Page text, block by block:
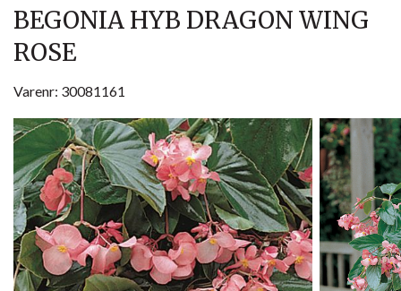
BEGONIA HYB DRAGON WING
ROSE
Varenr: 30081161